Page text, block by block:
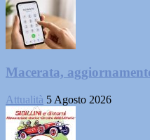
Macerata,
Attualità 5 Agosto 2026